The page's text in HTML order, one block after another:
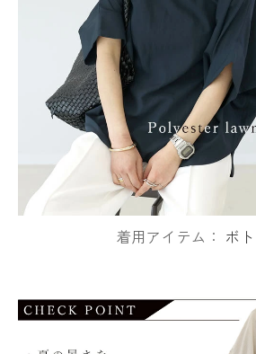
着用アイテム： ボ